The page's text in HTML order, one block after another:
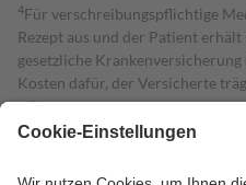
4Für verschreibungspflichtige
Rezept aus und der Patient
gesetzliche
Kosten dafür, der Versicherte
mit.
Grundsätzlich leisten Mitglieder
höchstens zehn Euro.
Es sind